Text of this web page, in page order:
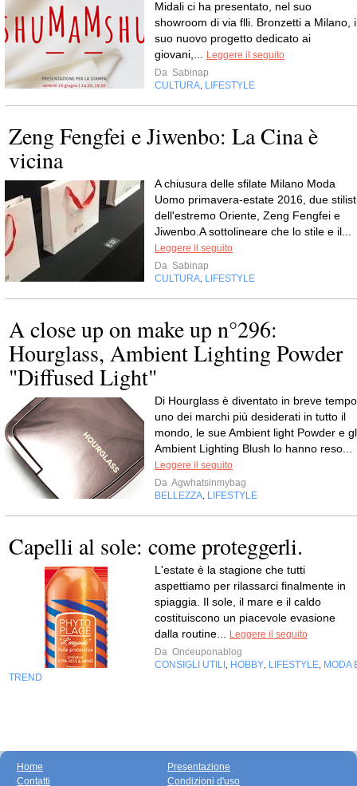
Midali ci ha presentato, nel suo
showroom di via flli. Bronzetti a Milano,
suo nuovo progetto dedicato ai
giovani,...
Leggere il seguito
Da Sabinap
CULTURA LIFESTYLE
Zeng Fengfei e Jiwenbo: La Cina è
vicina
A chiusura delle sfilate Milano Moda
Uomo primavera-estate 2016, due
dell'estremo Oriente, Zeng Fengfei e
Jiwenbo.A sottolineare che lo stile e il...
Leggere il seguito
Da Sabinap
CULTURA LIFESTYLE
A close up on make up n°296:
Hourglass, Ambient Lighting Powder
"Diffused Light"
Di Hourglass è diventato in breve tempo
uno dei marchi più desiderati in tutto il
mondo, le sue Ambient light Powder e
Ambient Lighting Blush lo hanno reso...
Leggere il seguito
Da Agwhatsinmybag
BELLEZZA LIFESTYLE
Capelli al sole: come proteggerli.
L'estate è la stagione che tutti
aspettiamo per rilassarci finalmente in
spiaggia. Il sole, il mare e il caldo
costituiscono un piacevole evasione
dalla routine...
Leggere il seguito
Da Onceuponablog
CONSIGLI UTILI HOBBY LIFESTYLE MODA
TREND
Home
Contatti
Presentazione
Condizioni d'uso